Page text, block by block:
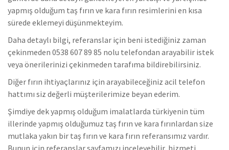
yapmış olduğum taş fırın ve kara fırın resimlerini en kısa
sürede eklemeyi düşünmekteyim.
Daha detaylı bilgi, referanslar için beni istediğiniz zaman
çekinmeden 0538 607 89 85 nolu telefondan arayabilir istek
veya önerilerinizi çekinmeden tarafıma bildirebilirsiniz.
Diğer fırın ihtiyaçlarınız için arayabileceğiniz acil telefon
hattımı siz değerli müşterilerimize beyan ederim.
Şimdiye dek yapmış olduğum imalatlarda türkiyenin tüm
illerinde yapmış olduğumuz taş fırın ve kara fırınlardan size
mutlaka yakın bir taş fırın ve kara fırın referansımız vardır.
Bunun için referanslar sayfamızı inceleyebilir, hizmeti